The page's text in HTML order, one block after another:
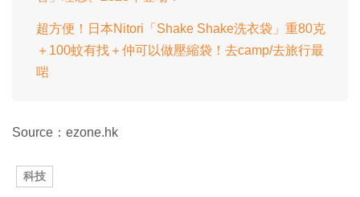
超方便！日本Nitori「Shake Shake洗衣袋」重80克
＋100蚊有找＋仲可以做壓縮袋！去camp/去旅行最
啱
Source：ezone.hk
科技